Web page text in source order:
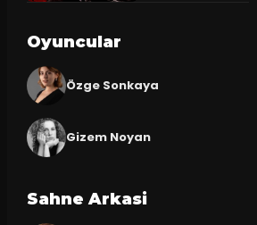
Oyuncular
Özge Sonkaya
Gizem Noyan
Sahne Arkasi